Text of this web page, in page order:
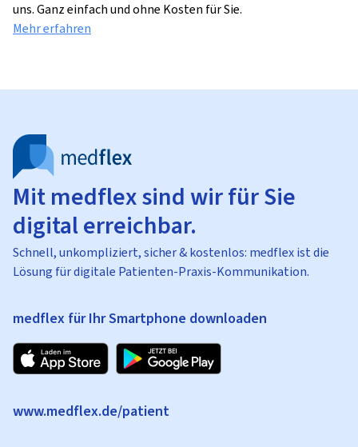
uns. Ganz einfach und ohne Kosten für Sie.
Mehr erfahren
Mit medflex sind wir für Sie
digital erreichbar.
Schnell, unkompliziert, sicher & kostenlos: medflex ist die
Lösung für digitale Patienten-Praxis-Kommunikation.
medflex für Ihr Smartphone downloaden
www.medflex.de/patient